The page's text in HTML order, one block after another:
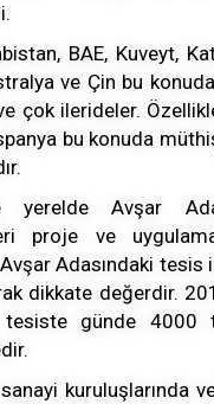
BAE, Kuveyt,
ve Çin bu
çok ilerideler.
bu konuda
yerelde Avşar
proje ve
Adasındaki tesis
dikkate değerdir.
günde 4000
sanayi kuruluşlarında